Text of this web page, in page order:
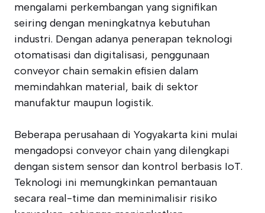
mengalami perkembangan yang signifikan
seiring dengan meningkatnya kebutuhan
industri. Dengan adanya penerapan teknologi
otomatisasi dan digitalisasi, penggunaan
conveyor chain semakin efisien dalam
memindahkan material, baik di sektor
manufaktur maupun logistik.
Beberapa perusahaan di Yogyakarta kini mulai
mengadopsi conveyor chain yang dilengkapi
dengan sistem sensor dan kontrol berbasis IoT.
Teknologi ini memungkinkan pemantauan
secara real-time dan meminimalisir risiko